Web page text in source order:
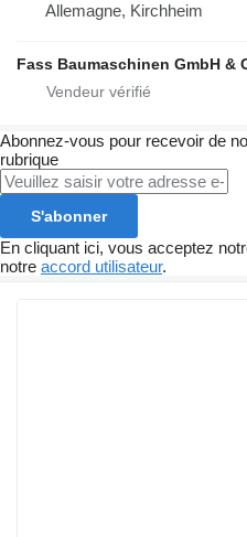
Allemagne, Kirchheim
Fass Baumaschinen GmbH &
Abonnez-vous pour recevoir de
rubrique
S'abonner
En cliquant ici, vous acceptez
notre accord utilisateur.